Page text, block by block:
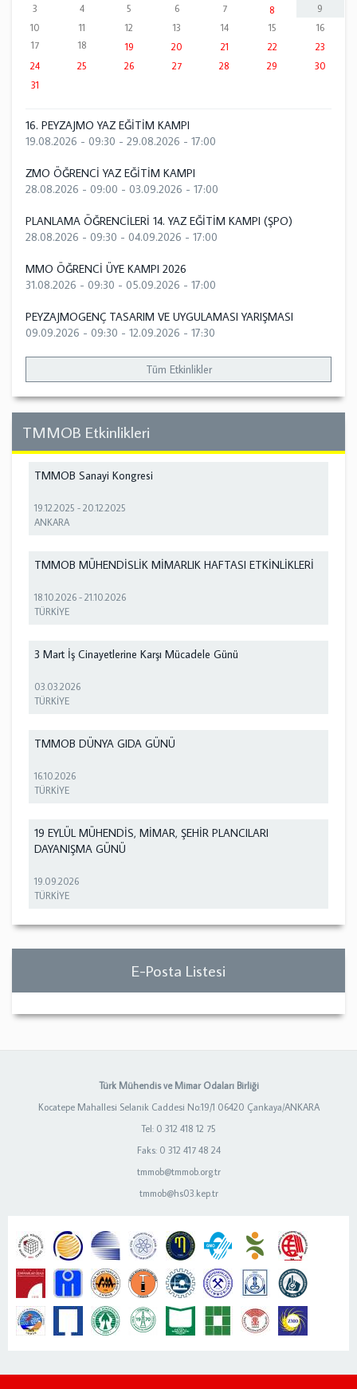
3
4 5 6 7 8
9
10
11 12 13 14 15
16
17
18 19 20 21 22
23
24
25 26 27 28 29
30
31
16. PEYZAJMO YAZ EĞİTİM KAMPI
19.08.2026 - 09:30 - 29.08.2026 - 17:00
ZMO ÖĞRENCİ YAZ EĞİTİM KAMPI
28.08.2026 - 09:00 - 03.09.2026 - 17:00
PLANLAMA ÖĞRENCİLERİ 14. YAZ EĞİTİM KAMPI (ŞPO)
28.08.2026 - 09:30 - 04.09.2026 - 17:00
MMO ÖĞRENCİ ÜYE KAMPI 2026
31.08.2026 - 09:30 - 05.09.2026 - 17:00
PEYZAJMOGENÇ TASARIM VE UYGULAMASI YARIŞMASI
09.09.2026 - 09:30 - 12.09.2026 - 17:30
Tüm Etkinlikler
TMMOB Etkinlikleri
TMMOB Sanayi Kongresi
19.12.2025 -20.12.2025
ANKARA
TMMOB MÜHENDİSLİK MİMARLIK HAFTASI ETKİNLİKLERİ
18.10.2026 -21.10.2026
TÜRKİYE
3 Mart İş Cinayetlerine Karşı Mücadele Günü
03.03.2026
TÜRKİYE
TMMOB DÜNYA GIDA GÜNÜ
16.10.2026
TÜRKİYE
19 EYLÜL MÜHENDİS, MİMAR, ŞEHİR PLANCILARI
DAYANIŞMA GÜNÜ
19.09.2026
TÜRKİYE
E-Posta Listesi
Türk Mühendis ve Mimar Odaları Birliği
Kocatepe Mahallesi Selanik Caddesi No:19/1 06420 Çankaya/ANKARA
Tel: 0 312 418 12 75
Faks: 0 312 417 48 24
tmmob@tmmob.org.tr
tmmob@hs03.kep.tr